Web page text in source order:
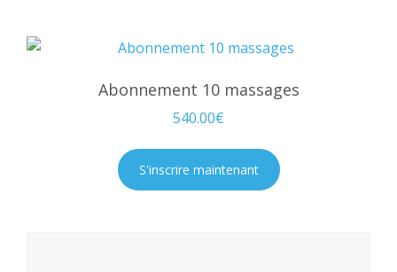
Abonnement 10 massages
540.00€
S'inscrire maintenant